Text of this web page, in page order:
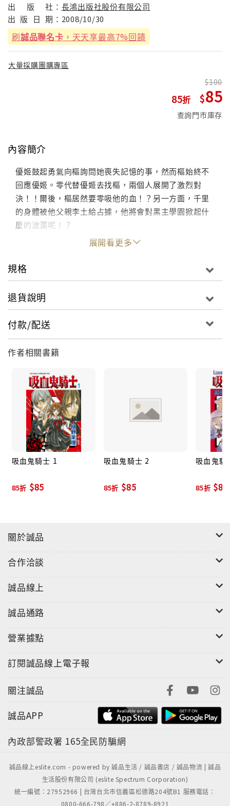
出
版 社： 長鴻出版社股份有限公司
出 版 日 期： 2008/10/30
刷誠品聯名卡 ，天天享最高7%回饋
大量採購團購專區
85
100
85
查詢門市庫存
內容簡介
優姬鼓起勇氣向樞詢問她喪失記憶的事，然而樞始終不
回應優姬。零代替優姬去找樞，兩個人展開了激烈對
決！！爾後，樞居然要零吸他的血！？另一方面，千里
的身體被他父親李土給占據，他將會對黑主學園掀起什
麼的波瀾呢！？
展開看更多
規格
退貨說明
付款/配送
作者相關書籍
吸血鬼騎士 1
85折 $85
吸血鬼騎士 2
85折 $85
吸血鬼騎
85折 $85
關於誠品
合作洽談
誠品線上
誠品通路
營業據點
訂閱誠品線上電子報
關注誠品
誠品APP
內政部警政署 165全民防騙網
誠品線上eslite.com - powered by 誠品生活 / 誠品書店 / 誠品物流 | 誠品
生活股份有限公司 (eslite Spectrum Corporation)
統一編號：27952966 | 台灣台北市信義區松德路204號B1 服務電話：
0800-666-798／+886-2-8789-8921